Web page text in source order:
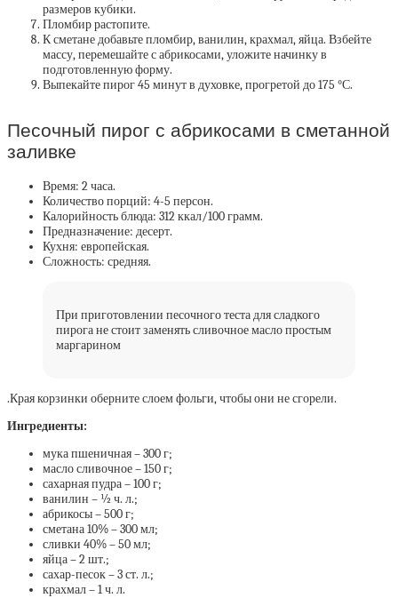
размеров кубики.
Пломбир растопите.
К сметане добавьте пломбир, ванилин, крахмал, яйца. Взбейте
массу, перемешайте с абрикосами, уложите начинку в
подготовленную форму.
Выпекайте пирог 45 минут в духовке, прогретой до 175 °С.
Песочный пирог с абрикосами в сметанной
заливке
Время: 2 часа.
Количество порций: 4-5 персон.
Калорийность блюда: 312 ккал/100 грамм.
Предназначение: десерт.
Кухня: европейская.
Сложность: средняя.
При приготовлении песочного теста для сладкого
пирога не стоит заменять сливочное масло простым
маргарином
.Края корзинки оберните слоем фольги, чтобы они не сгорели.
Ингредиенты:
мука пшеничная – 300 г;
масло сливочное – 150 г;
сахарная пудра – 100 г;
ванилин – ½ ч. л.;
абрикосы – 500 г;
сметана 10% – 300 мл;
сливки 40% – 50 мл;
яйца – 2 шт.;
сахар-песок – 3 ст. л.;
крахмал – 1 ч. л.